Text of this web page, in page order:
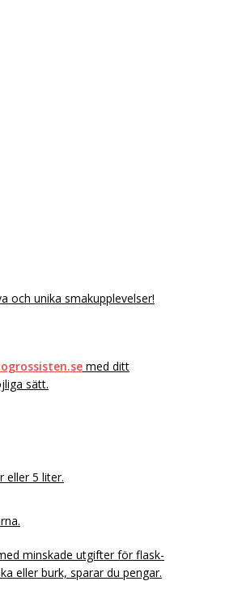
och unika smakupplevelser!
med ditt
sätt.
eller 5 liter.
minskade utgifter för flask-
eller burk, sparar du pengar.